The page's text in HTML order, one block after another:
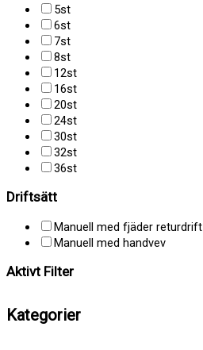
5st
6st
7st
8st
12st
16st
20st
24st
30st
32st
36st
Driftsätt
Manuell med fjäder returdrift
Manuell med handvev
Aktivt Filter
Kategorier